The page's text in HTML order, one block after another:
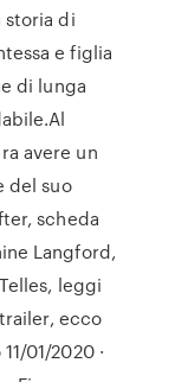
storia di
e figlia
di lunga
avere un
del suo
scheda
Langford,
leggi
ecco
01/2020 ·